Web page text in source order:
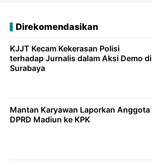
Direkomendasikan
KJJT Kecam Kekerasan Polisi
terhadap Jurnalis dalam Aksi Demo di
Surabaya
Mantan Karyawan Laporkan Anggota
DPRD Madiun ke KPK